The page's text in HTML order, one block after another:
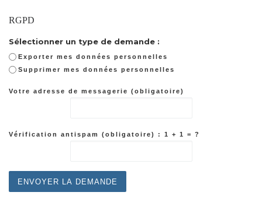
RGPD
Sélectionner un type de demande :
Exporter mes données personnelles
Supprimer mes données personnelles
Votre adresse de messagerie (obligatoire)
Vérification antispam (obligatoire) : 1 + 1 = ?